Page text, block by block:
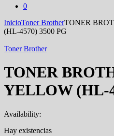
0
InicioToner BrotherTONER
(HL-4570) 3500 PG
Toner Brother
TONER
YELLOW (HL-
Availability:
Hay existencias